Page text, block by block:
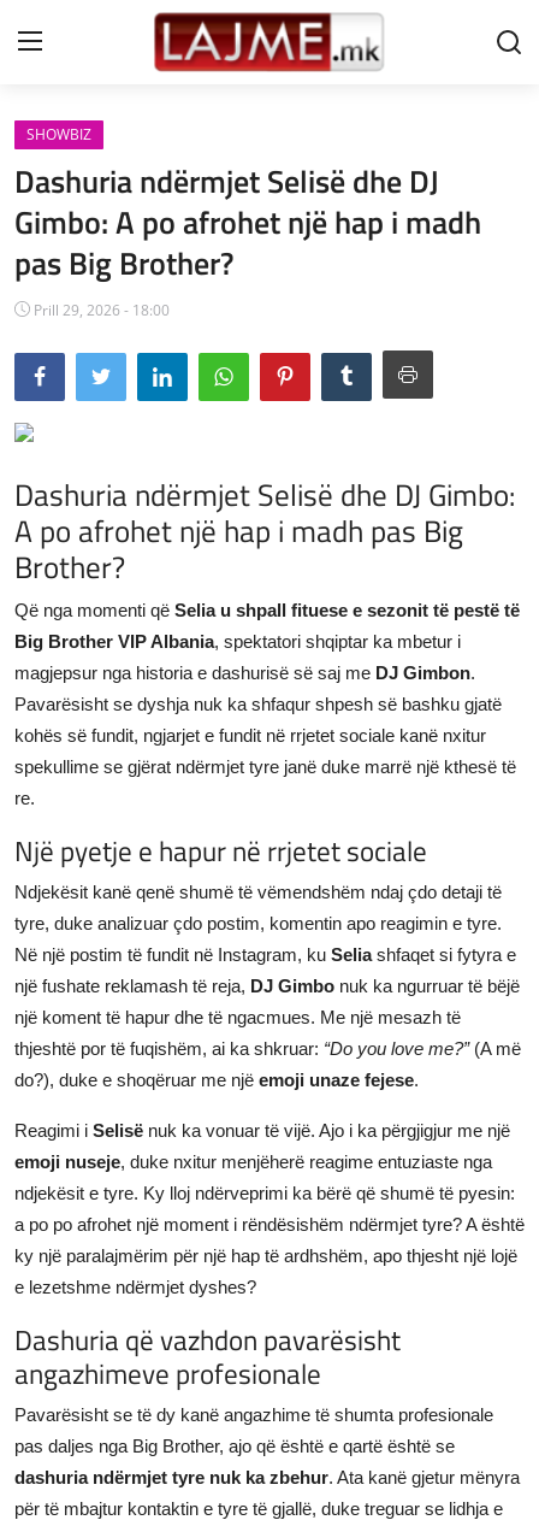
Shtëpi
LAJME MAQEDONI
SHQIPERI
KOSOVA
LAJME NGA BOTA
SHOWBIZ
SHENDETI
JETA
Gallery
Shqip
SHOWBIZ
Dashuria ndërmjet Selisë dhe DJ
Gimbo: A po afrohet një hap i madh
pas Big Brother?
Prill 29, 2026 - 18:00
Dashuria ndërmjet Selisë dhe DJ Gimbo:
A po afrohet një hap i madh pas Big
Brother?
Që nga momenti që Selia u shpall fituese e sezonit të pestë të
Big Brother VIP Albania, spektatori shqiptar ka mbetur i
magjepsur nga historia e dashurisë së saj me DJ Gimbon.
Pavarësisht se dyshja nuk ka shfaqur shpesh së bashku gjatë
kohës së fundit, ngjarjet e fundit në rrjetet sociale kanë nxitur
spekullime se gjërat ndërmjet tyre janë duke marrë një kthesë të
re.
Një pyetje e hapur në rrjetet sociale
Ndjekësit kanë qenë shumë të vëmendshëm ndaj çdo detaji të
tyre, duke analizuar çdo postim, komentin apo reagimin e tyre.
Në një postim të fundit në Instagram, ku Seliashfaqet si fytyra e
një fushate reklamash të reja, DJ Gimbo nuk ka ngurruar të bëjë
një koment të hapur dhe të ngacmues. Me një mesazh të
thjeshtë por të fuqishëm, ai ka shkruar: “Do you love me?”(A më
do?), duke e shoqëruar me një emoji unaze fejese.
Reagimi i Selisë nuk ka vonuar të vijë. Ajo i ka përgjigjur me një
emoji nuseje, duke nxitur menjëherë reagime entuziaste nga
ndjekësit e tyre. Ky lloj ndërveprimi ka bërë që shumë të pyesin:
a po po afrohet një moment i rëndësishëm ndërmjet tyre? A është
ky një paralajmërim për një hap të ardhshëm, apo thjesht një lojë
e lezetshme ndërmjet dyshes?
Dashuria që vazhdon pavarësisht
angazhimeve profesionale
Pavarësisht se të dy kanë angazhime të shumta profesionale
pas daljes nga Big Brother, ajo që është e qartë është se
dashuria ndërmjet tyre nuk ka zbehur. Ata kanë gjetur mënyra
për të mbajtur kontaktin e tyre të gjallë, duke treguar se lidhja e